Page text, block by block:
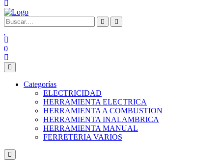
0
Categorías
ELECTRICIDAD
HERRAMIENTA ELECTRICA
HERRAMIENTA A COMBUSTION
HERRAMIENTA INALAMBRICA
HERRAMIENTA MANUAL
FERRETERIA VARIOS